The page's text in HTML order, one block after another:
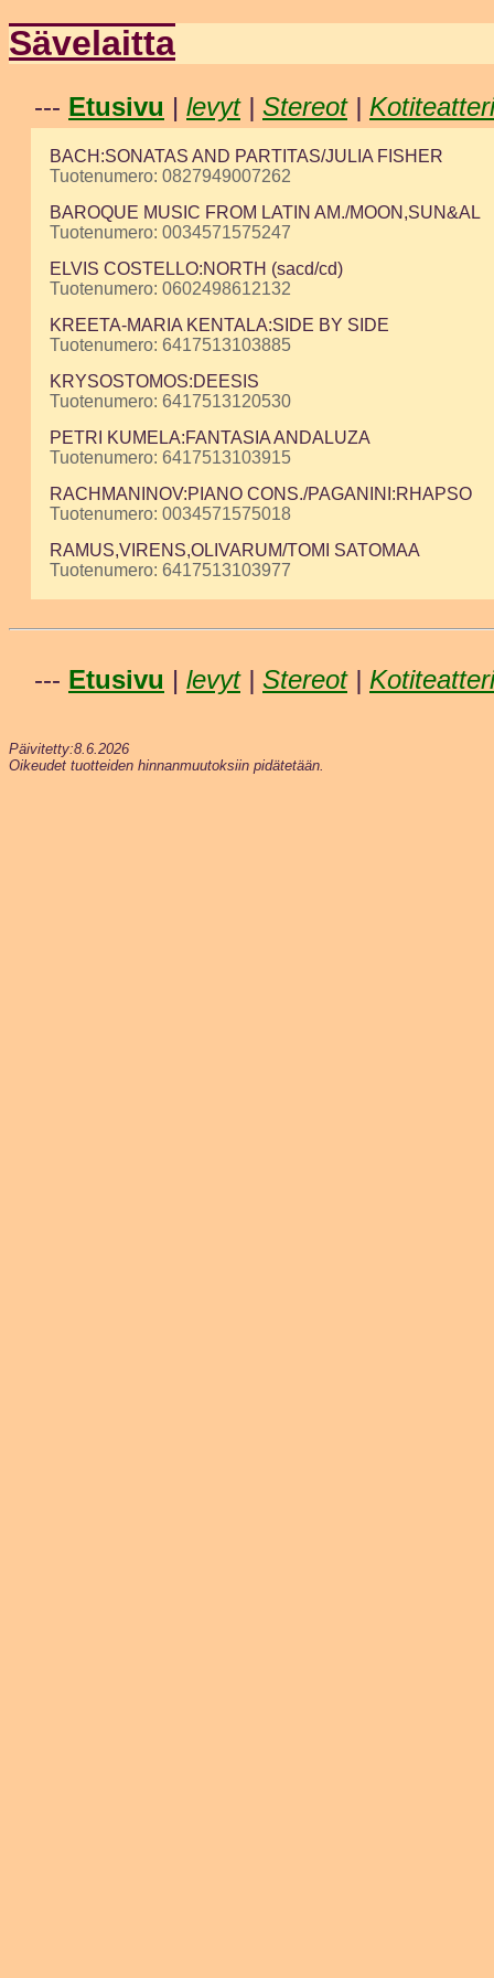
Sävelaitta
--- Etusivu | levyt| Stereot| Kotiteatteri
BACH:SONATAS AND PARTITAS/JULIA FISHER
Tuotenumero: 0827949007262
BAROQUE MUSIC FROM LATIN AM./MOON,SUN&AL
Tuotenumero: 0034571575247
ELVIS COSTELLO:NORTH (sacd/cd)
Tuotenumero: 0602498612132
KREETA-MARIA KENTALA:SIDE BY SIDE
Tuotenumero: 6417513103885
KRYSOSTOMOS:DEESIS
Tuotenumero: 6417513120530
PETRI KUMELA:FANTASIA ANDALUZA
Tuotenumero: 6417513103915
RACHMANINOV:PIANO CONS./PAGANINI:RHAPSO
Tuotenumero: 0034571575018
RAMUS,VIRENS,OLIVARUM/TOMI SATOMAA
Tuotenumero: 6417513103977
--- Etusivu | levyt| Stereot| Kotiteatteri
Päivitetty:8.6.2026
Oikeudet tuotteiden hinnanmuutoksiin pidätetään.